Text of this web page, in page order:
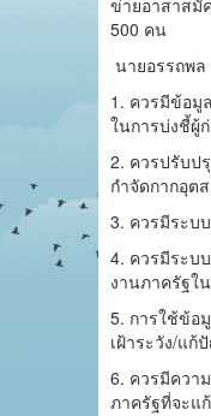
ข่ายอาสาสมั
500 คน
นายอรรถพล
1. ควรมีข้อมู
ในการบ่งชี้ผู้
2. ควรปรับป
กำจัดกากอุต
3. ควรมีระบ
4. ควรมีระบ
งานภาครัฐใ
5. การใช้ข้อ
เฝ้าระวัง/แก้
6. ควรมีควา
ภาครัฐที่จะแ